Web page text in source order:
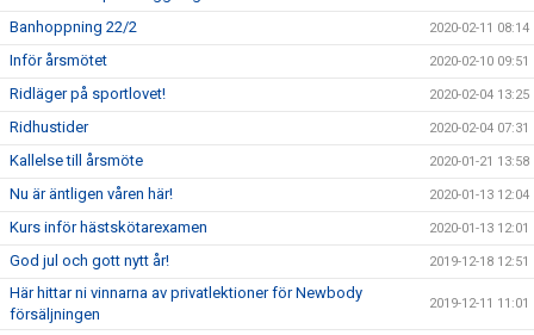
Banhoppning 22/2 2020-02-11 08:14
Inför årsmötet 2020-02-10 09:51
Ridläger på sportlovet! 2020-02-04 13:25
Ridhustider 2020-02-04 07:31
Kallelse till årsmöte 2020-01-21 13:58
Nu är äntligen våren här! 2020-01-13 12:04
Kurs inför hästskötarexamen 2020-01-13 12:01
God jul och gott nytt år! 2019-12-18 12:51
Här hittar ni vinnarna av privatlektioner för Newbody
försäljningen
2019-12-11 11:01